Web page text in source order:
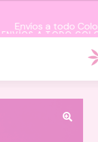
ENVÍOS A TODO